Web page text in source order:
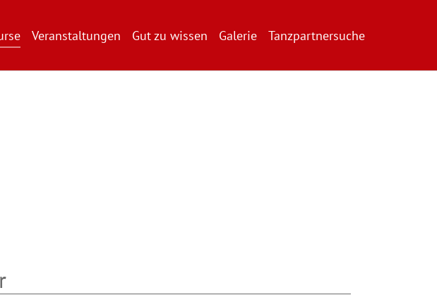
Veranstaltungen Gut zu wissen Galerie Tanzpartnersuche